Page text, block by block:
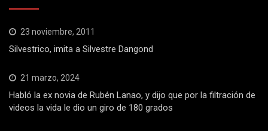
23 noviembre, 2011
Silvestrico, imita a Silvestre Dangond
21 marzo, 2024
Habló la ex novia de Rubén Lanao, y dijo que por la filtración de
videos la vida le dio un giro de 180 grados